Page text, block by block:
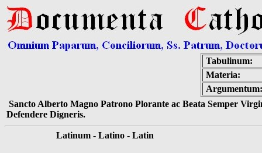
Tabulinum:
Materia:
Argumentum:
Sancto Alberto Magno Patrono Plorante ac Beata Semper
Defendere Digneris.
Latinum - Latino - Latin